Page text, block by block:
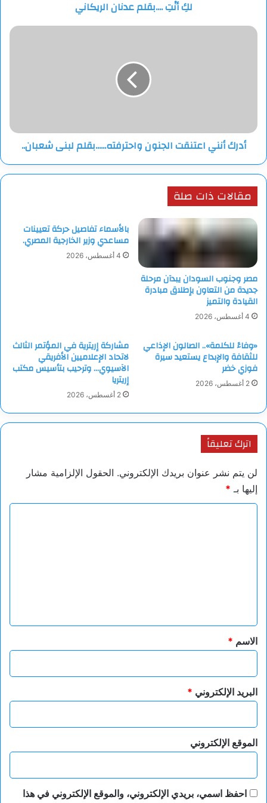
لكِ أنْتِ ....بقلم عدنان الريكاني
أدرك
أدرك أنني اعتنقت الجنون واحترفته......بقلم لبنى شعبان..
مقالات ذات صلة
مصر وجنوب السودان يبدآن مرحلة
جديدة من التعاون بإطلاق مبادرة
القيادة والتميز
4 أغسطس، 2026
بالأسماء تفاصيل حركة تعيينات
مساعدي وزير الخارجية المصري.
4 أغسطس، 2026
«وفاءً للكلمة».. الصالون الإذاعي
للثقافة والإبداع يستعيد سيرة
فوزي خضر
2 أغسطس، 2026
مشاركة إريترية في المؤتمر الثالث
لاتحاد الإعلاميين الأفريقي
الآسيوي… وترحيب بتأسيس مكتب
إريتريا
2 أغسطس، 2026
اترك تعليقاً
لن يتم نشر عنوان بريدك الإلكتروني. الحقول الإلزامية مشار
إليها بـ *
*
الاسم *
البريد الإلكتروني *
الموقع الإلكتروني
احفظ اسمي، بريدي الإلكتروني، والموقع الإلكتروني في هذا